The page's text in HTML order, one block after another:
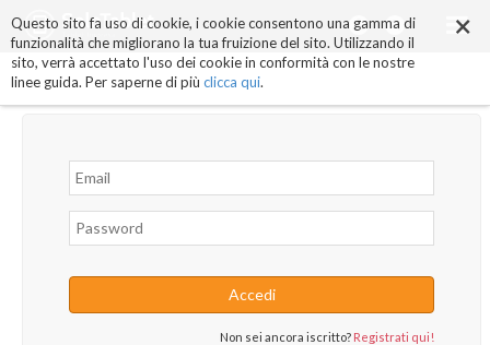
×
Questo sito fa uso di cookie, i cookie consentono una gamma di
funzionalità che migliorano la tua fruizione del sito. Utilizzando il
sito, verrà accettato l'uso dei cookie in conformità con le nostre
linee guida. Per saperne di più clicca qui.
ai
contenuti.
|
Non sei ancora iscritto? Registrati qui!